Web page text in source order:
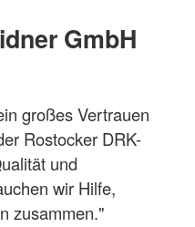
GmbH
großes Vertrauen
Rostocker DRK-
und
wir Hilfe,
zusammen."